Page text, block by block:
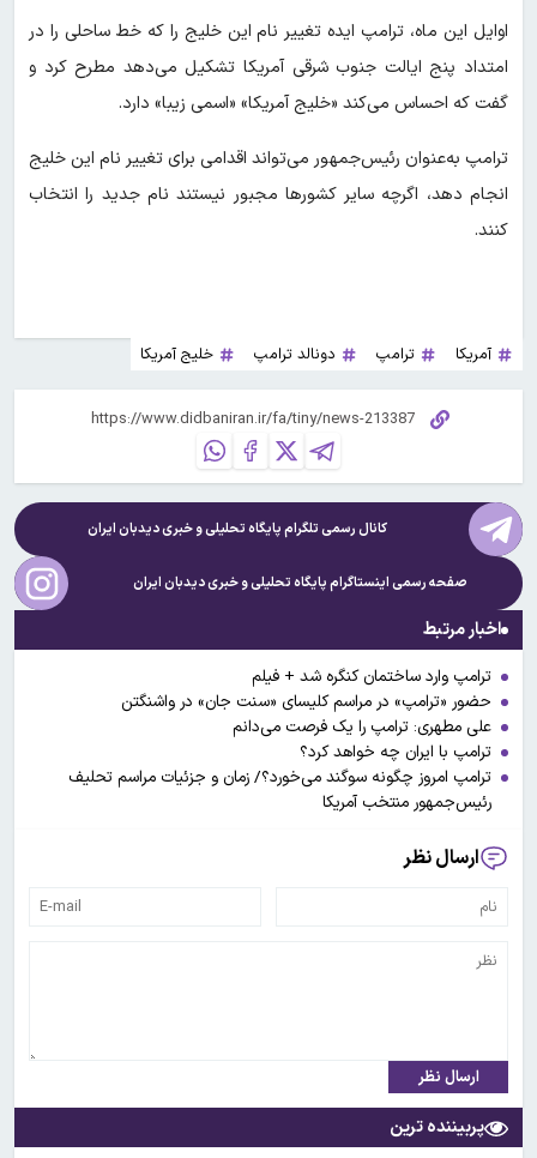
اوایل این ماه، ترامپ ایده تغییر نام این خلیج را که خط ساحلی را در
امتداد پنج ایالت جنوب شرقی آمریکا تشکیل می‌دهد مطرح کرد و
گفت که احساس می‌کند «خلیج آمریکا» «اسمی زیبا» دارد.
ترامپ به‌عنوان رئیس‌جمهور می‌تواند اقدامی برای تغییر نام این خلیج
انجام دهد، اگرچه سایر کشورها مجبور نیستند نام جدید را انتخاب
کنند.
آمریکا ترامپ دونالد ترامپ خلیج آمریکا
کانال رسمی تلگرام پایگاه تحلیلی و خبریدیدبان ایران
صفحه رسمی اینستاگرام پایگاه تحلیلی و خبریدیدبان ایران
اخبار مرتبط
ترامپ وارد ساختمان کنگره شد + فیلم
حضور «ترامپ» در مراسم کلیسای «سنت جان» در واشنگتن
علی مطهری: ترامپ را یک فرصت می‌دانم
ترامپ با ایران چه خواهد کرد؟
ترامپ امروز چگونه سوگند می‌خورد؟/ زمان و جزئیات مراسم تحلیف
رئیس‌جمهور منتخب آمریکا
ارسال نظر
ارسال نظر
پربیننده ترین